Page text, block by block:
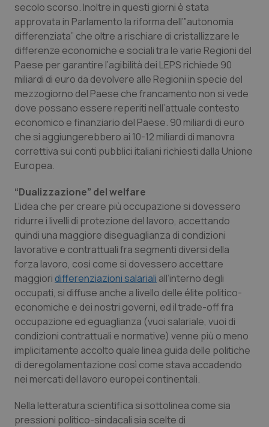
secolo scorso. Inoltre in questi giorni è stata
approvata in Parlamento la riforma dell’”autonomia
differenziata” che oltre a rischiare di cristallizzare le
differenze economiche e sociali tra le varie Regioni del
Paese per garantire l’agibilità dei LEPS richiede 90
miliardi di euro da devolvere alle Regioni in specie del
mezzogiorno del Paese che francamento non si vede
dove possano essere reperiti nell’attuale contesto
economico e finanziario del Paese. 90 miliardi di euro
che si aggiungerebbero ai 10-12 miliardi di manovra
correttiva sui conti pubblici italiani richiesti dalla Unione
Europea.
“Dualizzazione” del welfare
L’idea che per creare più occupazione si dovessero
ridurre i livelli di protezione del lavoro, accettando
quindi una maggiore diseguaglianza di condizioni
lavorative e contrattuali fra segmenti diversi della
forza lavoro, così come si dovessero accettare
maggiori differenziazioni salariali all’interno degli
occupati, si diffuse anche a livello delle élite politico-
economiche e dei nostri governi, ed iltrade-offfra
occupazione ed eguaglianza (vuoi salariale, vuoi di
condizioni contrattuali e normative) venne più o meno
implicitamente accolto quale linea guida delle politiche
di deregolamentazione così come stava accadendo
nei mercati del lavoro europei continentali.
Nella letteratura scientifica si sottolinea come sia
pressioni politico-sindacali sia scelte di
PHPSESSID
PHP.net
_ga_KM60CM4NPH .quotidianosanita.it